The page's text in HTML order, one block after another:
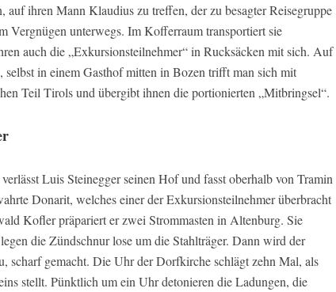
auf ihren Mann Klaudius zu treffen, der zu besagter Reisegruppe
Vergnügen unterwegs. Im Kofferraum transportiert sie
auch die „Exkursionsteilnehmer“ in Rucksäcken mit sich. Auf
in einem Gasthof mitten in Bozen trifft man sich mit
Teil Tirols und übergibt ihnen die portionierten „Mitbringsel“.
Luis Steinegger seinen Hof und fasst oberhalb von Tramin
Donarit, welches einer der Exkursionsteilnehmer überbracht
Kofler präpariert er zwei Strommasten in Altenburg. Sie
die Zündschnur lose um die Stahlträger. Dann wird der
scharf gemacht. Die Uhr der Dorfkirche schlägt zehn Mal, als
stellt. Pünktlich um ein Uhr detonieren die Ladungen, die